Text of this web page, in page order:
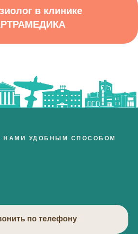
в клинике
НАМИ УДОБНЫМ СПОСОБОМ
по телефону